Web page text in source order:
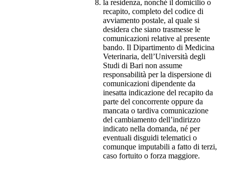
la residenza, nonché il domicilio o
recapito, completo del codice di
avviamento postale, al quale si
desidera che siano trasmesse le
comunicazioni relative al presente
bando. Il Dipartimento di Medicina
Veterinaria, dell’Università degli
Studi di Bari non assume
responsabilità per la dispersione di
comunicazioni dipendente da
inesatta indicazione del recapito da
parte del concorrente oppure da
mancata o tardiva comunicazione
del cambiamento dell’indirizzo
indicato nella domanda, né per
eventuali disguidi telematici o
comunque imputabili a fatto di terzi,
caso fortuito o forza maggiore.